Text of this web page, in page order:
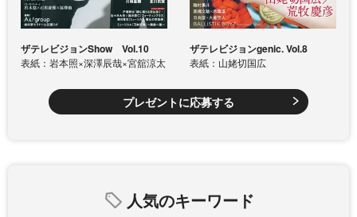
ザテレビジョンShow Vol.10
表紙：岩本照×深澤辰哉×宮舘涼太
ザテレビジョンgenic. Vol.8
表紙：山姥切国広
プレゼントに応募する
人気のキーワード